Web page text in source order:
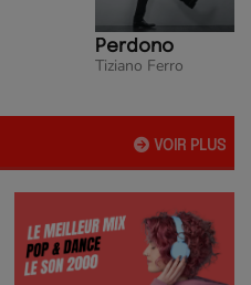
Perdono
Tiziano Ferro
VOIR PLUS